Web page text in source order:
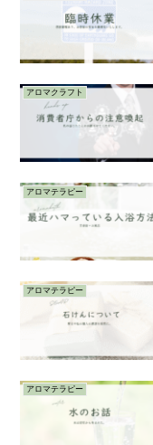
アロマクラフト
アロマテラピー
アロマテラピー
アロマテラピー